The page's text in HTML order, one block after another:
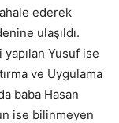
ederek
ulaşıldı.
Yusuf ise
ve Uygulama
baba Hasan
ise bilinmeyen